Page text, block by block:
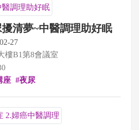
清夢~中醫調理助好眠
27
樓B1第8會議室
座 #夜尿